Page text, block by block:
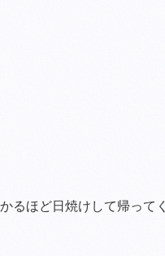
るほど日焼けして帰ってく